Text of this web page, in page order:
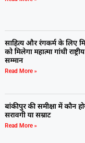
साहित्य और रंगकर्म के लिए
को मिलेगा महात्मा गांधी
सम्मान
Read More »
बांकीपुर की समीक्षा में कौन
सरावगी या सम्राट
Read More »